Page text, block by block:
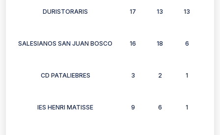
DURISTORARIS 17 13 13
SALESIANOS SAN JUAN BOSCO 16 18 6
CD PATALIEBRES 3 2 1
IES HENRI MATISSE 9 6 1